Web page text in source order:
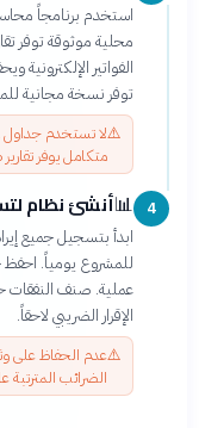
محلية موثوقة توفر
الفواتير
توفر نسخة مجانية
⚠️
متكامل يوفر
4
📊أنشئ نظام
ابدأ بتسجيل جميع
للمشروع يومياً. احفظ
عملية. صنف النفقات
الإقرار الضريبي لاحقاً.
⚠️عدم الحفاظ على
الضرائب المترتبة